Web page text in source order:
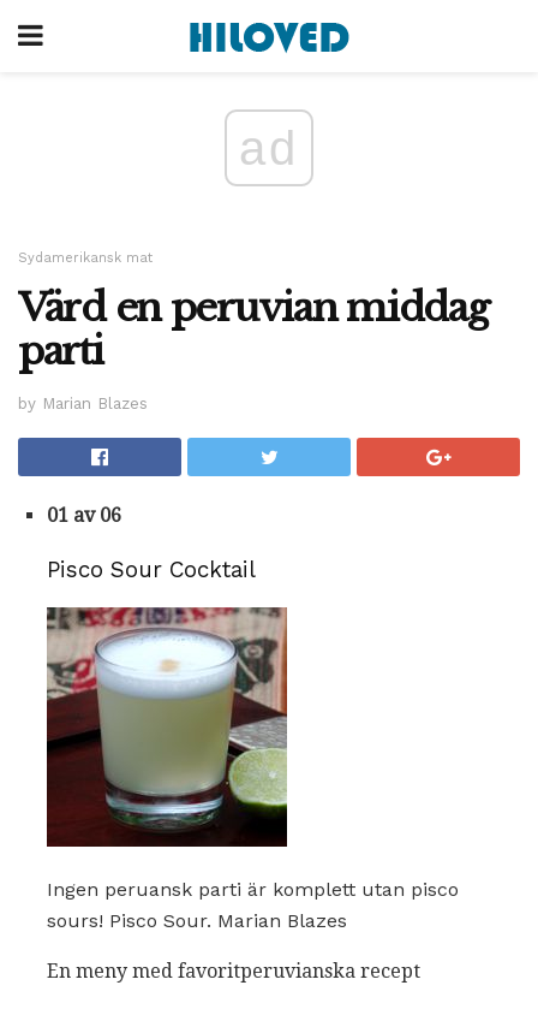
ad
Sydamerikansk mat
Värd en peruvian middag
parti
by Marian Blazes
01 av 06
Pisco Sour Cocktail
Ingen peruansk parti är komplett utan pisco
sours! Pisco Sour. Marian Blazes
En meny med favoritperuvianska recept